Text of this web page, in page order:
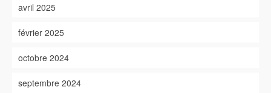
avril 2025
février 2025
octobre 2024
septembre 2024